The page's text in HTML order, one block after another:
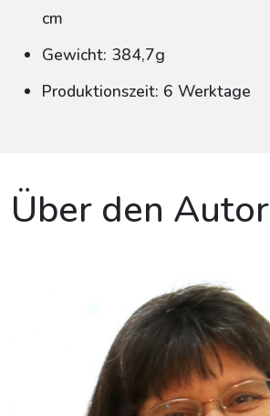
cm
Gewicht: 384,7g
Produktionszeit: 6 Werktage
Über den Autor